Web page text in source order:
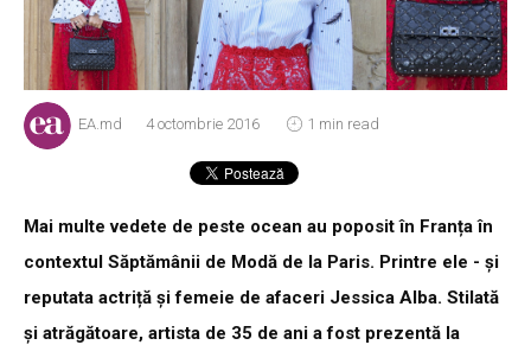
EA.md 4 octombrie 2016 1 min read
Mai multe vedete de peste ocean au poposit în Franța în
contextul Săptămânii de Modă de la Paris. Printre ele - și
reputata actriță și femeie de afaceri Jessica Alba. Stilată
și atrăgătoare, artista de 35 de ani a fost prezentă la